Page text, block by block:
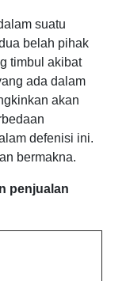
suatu
belah pihak
timbul akibat
ada dalam
akan
defenisi ini.
bermakna.
penjualan